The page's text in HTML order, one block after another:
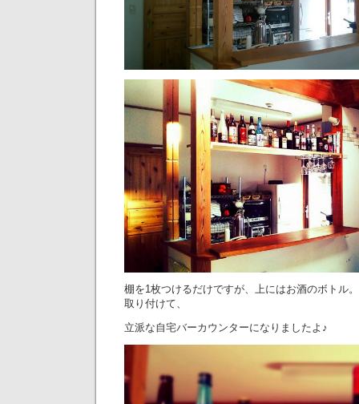
棚を1枚つけるだけですが、上にはお酒のボトル
取り付けて、
立派な自宅バーカウンターになりましたよ♪